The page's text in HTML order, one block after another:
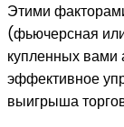
Этими
(фьючерсная
купленных вами
эффективное
выигрыша